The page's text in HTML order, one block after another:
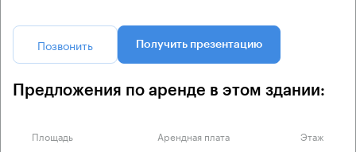
Позвонить Получить презентацию
Предложения по аренде в этом здании:
Площадь Арендная плата Этаж